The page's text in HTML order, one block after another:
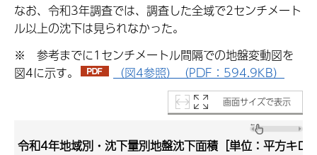
なお、令和3年調査では、調査した全域で2センチメート
ル以上の沈下は見られなかった。
※ 参考までに1センチメートル間隔での地盤変動図を
図4に示す。
（図4参照）（PDF：594.9KB）
画面サイズで表示
令和4年地域別・沈下量別地盤沈下面積［単位：平方キロ